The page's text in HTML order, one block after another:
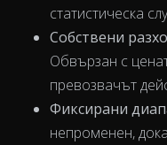
The chart has 1 X
статистическа
Собствени
Обвързан с
превозвачът
Фиксирани
непроменен,